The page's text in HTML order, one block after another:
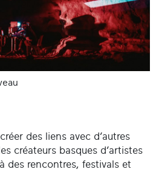
des liens avec d’autres
créateurs basques d’artistes
des rencontres, festivals et